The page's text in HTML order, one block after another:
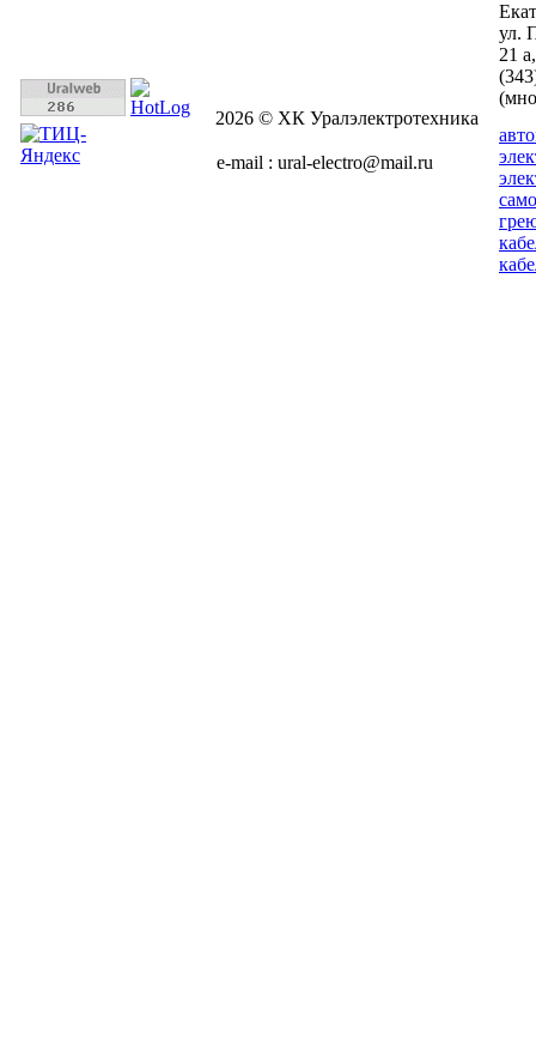
2026 © ХК Уралэлектротехника
e-mail : ural-electro@mail.ru
ул.
21